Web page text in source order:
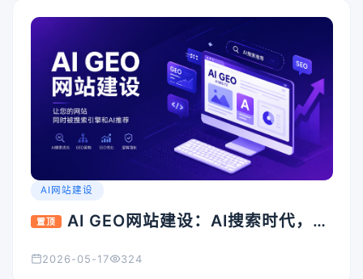
AI网站建设
置顶
AI GEO网站建设：AI搜索时代，企
2026-05-17 324